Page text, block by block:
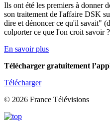
Ils ont été les premiers à donner
son traitement de l'affaire DSK
dire et dénoncer ce qu'il savait"
colporter ce que l'on croit savoir
En savoir plus
Télécharger gratuitement
Télécharger
© 2026 France Télévisions